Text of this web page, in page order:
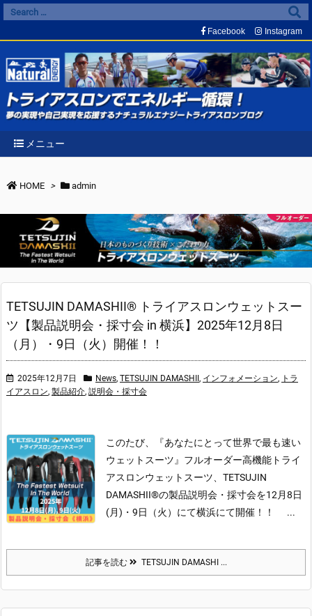
メニュー
Facebook Instagram
HOME > admin
TETSUJIN DAMASHII® トライアスロンウェットスー
ツ【製品説明会・採寸会 in 横浜】2025年12月8日
（月）・9日（火）開催！！
2025年12月7日 News, TETSUJIN DAMASHII , インフォメーション, トラ
イアスロン, 製品紹介, 説明会・採寸会
このたび、『あなたにとって世界で最も速い
ウェットスーツ』フルオーダー高機能トライ
アスロンウェットスーツ、TETSUJIN
DAMASHII®の製品説明会・採寸会を12月8日
(月)・9日（火）にて横浜にて開催！！
...
記事を読む TETSUJIN DAMASHI ...